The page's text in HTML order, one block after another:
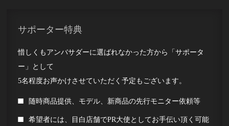
サポーター特典
惜しくもアンバサダーに選ばれなかった方から「サポータ
ー」として
5名程度お声かけさせていただく予定もございます。
随時商品提供、モデル、新商品の先行モニター依頼等
希望者には、目白店舗でPR大使としてお手伝い頂く可能